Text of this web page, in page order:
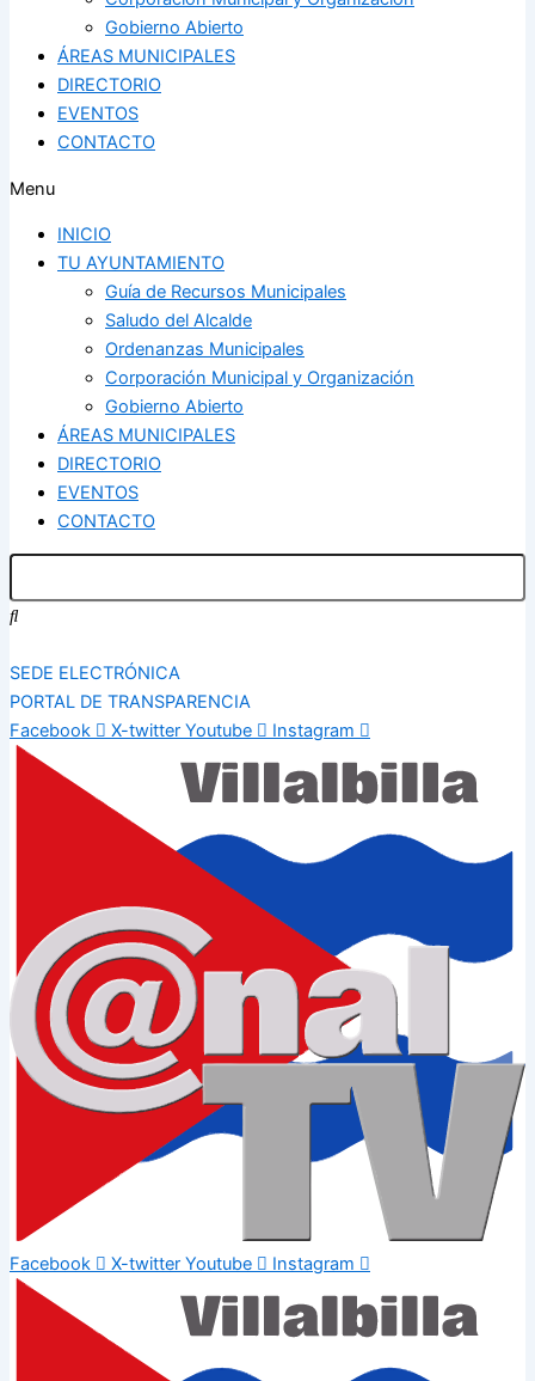
Gobierno Abierto
ÁREAS MUNICIPALES
DIRECTORIO
EVENTOS
CONTACTO
Menu
INICIO
TU AYUNTAMIENTO
Guía de Recursos Municipales
Saludo del Alcalde
Ordenanzas Municipales
Corporación Municipal y Organización
Gobierno Abierto
ÁREAS MUNICIPALES
DIRECTORIO
EVENTOS
CONTACTO
SEDE ELECTRÓNICA
PORTAL DE TRANSPARENCIA
Facebook
X-twitter Youtube Instagram
Facebook X-twitter Youtube Instagram